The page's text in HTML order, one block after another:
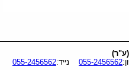
055-2456562 נייד:055-2456562